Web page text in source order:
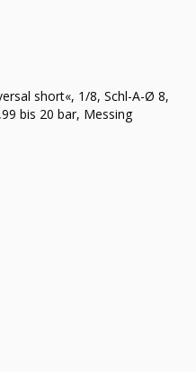
short«, 1/8, Schl-A-Ø 8,
bis 20 bar, Messing